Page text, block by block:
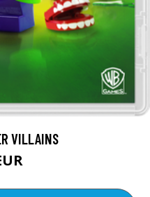
VILLAINS